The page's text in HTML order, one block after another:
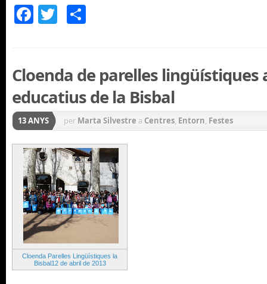
Facebook
Twitter
Cloenda de parelles lingüístiques
educatius de la Bisbal
13 ANYS per Marta Silvestre a Centres, Entorn, Festes
Cloenda Parelles Lingüístiques la
Bisbal12 de abril de 2013